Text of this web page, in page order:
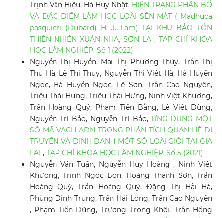
Trịnh Văn Hiệu, Hà Huy Nhật, HIỆN TRẠNG PHÂN BỐ
VÀ ĐẶC ĐIỂM LÂM HỌC LOÀI SẾN MẬT ( Madhuca
pasquieri (Dubard) H. J. Lam) TẠI KHU BẢO TỒN
THIÊN NHIÊN XUÂN NHA, SƠN LA,TẠP CHÍ KHOA
HỌC LÂM NGHIỆP: Số 1 (2022)
Nguyễn Thị Huyền, Mai Thị Phương Thúy, Trần Thị
Thu Hà, Lê Thị Thủy, Nguyễn Thị Việt Hà, Hà Huyền
Ngọc, Hà Huyền Ngọc, Lê Sơn, Trần Cao Nguyên,
Triệu Thái Hưng, Triệu Thái Hưng, Ninh Việt Khương,
Trần Hoàng Quý, Phạm Tiến Bằng, Lê Việt Dũng,
Nguyễn Trí Bảo, Nguyễn Trí Bảo, ỨNG DỤNG MỘT
SỐ MÃ VẠCH ADN TRONG PHÂN TÍCH QUAN HỆ DI
TRUYỀN VÀ ĐỊNH DANH MỘT SỐ LOÀI GIỔI TẠI GIA
LAI , TẠP CHÍ KHOA HỌC LÂM NGHIỆP: Số 5 (2021)
Nguyễn Văn Tuấn, Nguyễn Huy Hoàng , Ninh Việt
Khương, Trịnh Ngọc Bon, Hoàng Thanh Sơn, Trần
Hoàng Quý, Trần Hoàng Quý, Đặng Thị Hải Hà,
Phùng Đình Trung, Trần Hải Long, Trần Cao Nguyên
, Phạm Tiến Dũng, Trương Trọng Khôi, Trần Hồng